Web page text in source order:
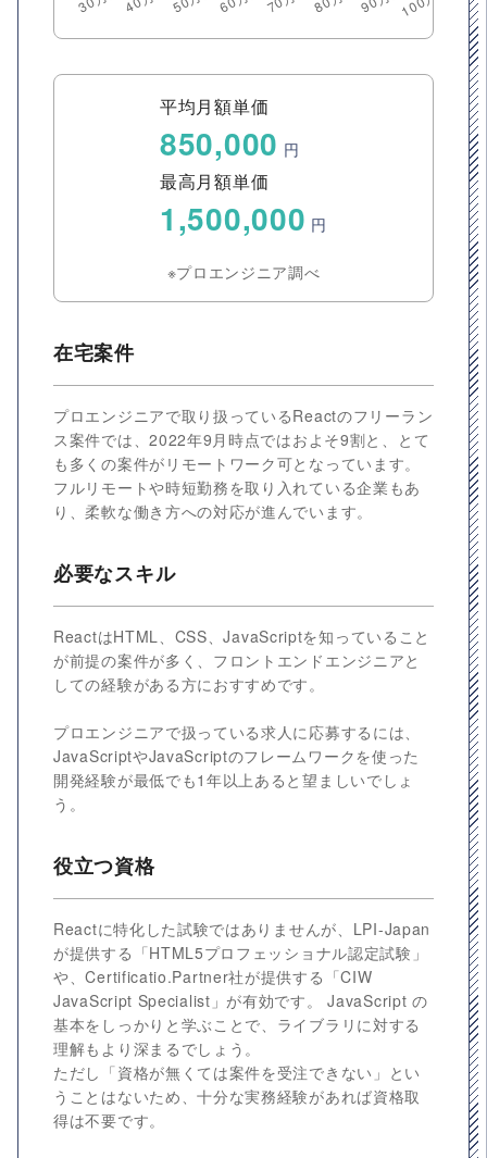
平均月額単価
850,000 円
最高月額単価
1,500,000 円
※プロエンジニア調べ
在宅案件
プロエンジニアで取り扱っているReactのフリーラン
ス案件では、2022年9月時点ではおよそ9割と、とて
も多くの案件がリモートワーク可となっています。
フルリモートや時短勤務を取り入れている企業もあ
り、柔軟な働き方への対応が進んでいます。
必要なスキル
ReactはHTML、CSS、JavaScriptを知っていること
が前提の案件が多く、フロントエンドエンジニアと
しての経験がある方におすすめです。
プロエンジニアで扱っている求人に応募するには、
JavaScriptやJavaScriptのフレームワークを使った
開発経験が最低でも1年以上あると望ましいでしょ
う。
役立つ資格
Reactに特化した試験ではありませんが、LPI-Japan
が提供する「HTML5プロフェッショナル認定試験」
や、Certificatio.Partner社が提供する「CIW
JavaScript Specialist」が有効です。 JavaScript の
基本をしっかりと学ぶことで、ライブラリに対する
理解もより深まるでしょう。
ただし「資格が無くては案件を受注できない」とい
うことはないため、十分な実務経験があれば資格取
得は不要です。